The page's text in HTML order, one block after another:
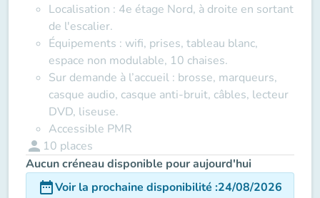
Localisation : 4e étage Nord, à droite en sortant
de l'escalier.
Équipements : wifi, prises, tableau blanc,
espace non modulable, 10 chaises.
Sur demande à l’accueil : brosse, marqueurs,
casque audio, casque anti-bruit, câbles, lecteur
DVD, liseuse.
Accessible PMR
person 10 places
Aucun créneau disponible pour aujourd'hui
date_rangeVoir la prochaine disponibilité :24/08/2026